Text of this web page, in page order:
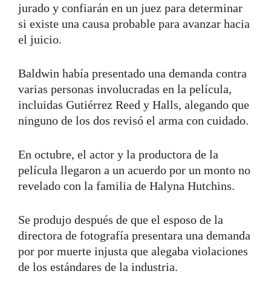
jurado y confiarán en un juez para determinar
si existe una causa probable para avanzar hacia
el juicio.
Baldwin había presentado una demanda contra
varias personas involucradas en la película,
incluidas Gutiérrez Reed y Halls, alegando que
ninguno de los dos revisó el arma con cuidado.
En octubre, el actor y la productora de la
película llegaron a un acuerdo por un monto no
revelado con la familia de Halyna Hutchins.
Se produjo después de que el esposo de la
directora de fotografía presentara una demanda
por por muerte injusta que alegaba violaciones
de los estándares de la industria.